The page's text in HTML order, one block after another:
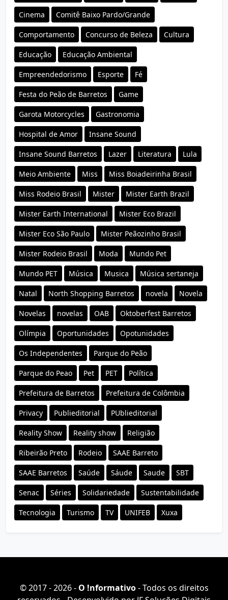
Cinema Comitê Baixo Pardo/Grande
Comportamento Concurso de Beleza Cultura
Educação Educação Ambiental
Empreendedorismo Esporte Fé
Festa do Peão de Barretos Game
Garota Motorcycles Gastronomia
Hospital de Amor Insane Sound
Insane Sound Barretos Lazer Literatura Lula
Meio Ambiente Miss Miss Boiadeirinha Brasil
Miss Rodeio Brasil Mister Mister Earth Brazil
Mister Earth International Mister Eco Brazil
Mister Eco São Paulo Mister Peãozinho Brasil
Mister Rodeio Brasil Moda Mundo Pet
Mundo PET Música Musica Música sertaneja
Natal North Shopping Barretos novela Novela
Novelas novelas OAB Oktoberfest Barretos
Olímpia Oportunidades Opotunidades
Os Independentes Parque do Peão
Parque do Peao Pet PET Política
Prefeitura de Barretos Prefeitura de Colômbia
Privacy Publieditorial PUblieditorial
Reality Show Reality show Religião
Ribeirão Preto Rodeio SAAE Barreto
SAAE Barretos Saúde Sáude Saude SBT
Senac Séries Solidariedade Sustentabilidade
Tecnologia Turismo TV UNIFEB Xuxa
© 2017 - 2026 - O ǃnformativo- Todos os direitos